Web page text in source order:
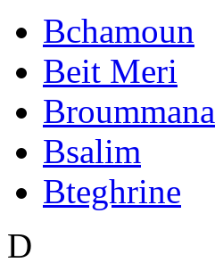
Bchamoun
Beit Meri
Broummana
Bsalim
Bteghrine
D